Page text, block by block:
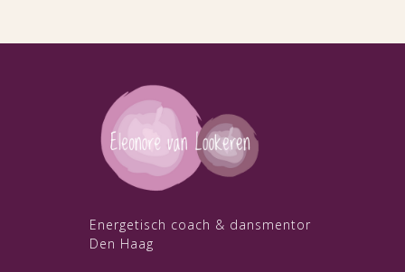
Energetisch coach & dansmentor
Den Haag